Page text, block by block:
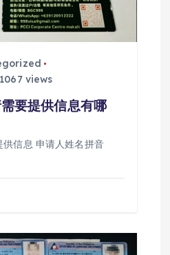
views
要提供信息有哪
信息 申请人姓名拼音